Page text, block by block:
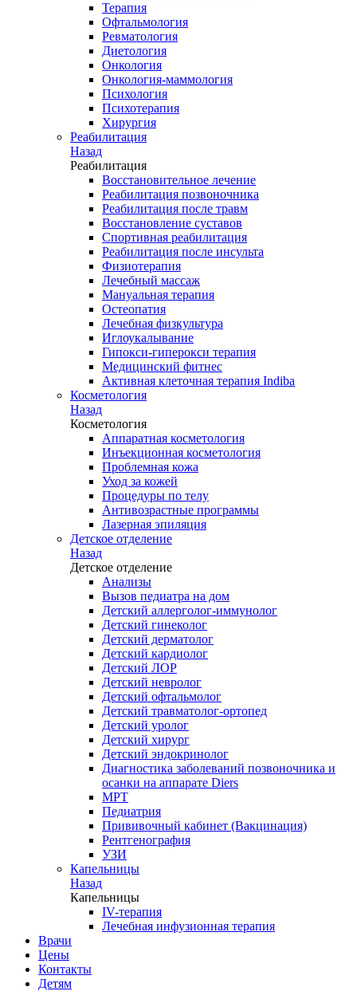
Терапия
Офтальмология
Ревматология
Диетология
Онкология
Онкология-маммология
Психология
Психотерапия
Хирургия
Реабилитация
Назад
Реабилитация
Восстановительное лечение
Реабилитация позвоночника
Реабилитация после травм
Восстановление суставов
Спортивная реабилитация
Реабилитация после инсульта
Физиотерапия
Лечебный массаж
Мануальная терапия
Остеопатия
Лечебная физкультура
Иглоукалывание
Гипокси-гиперокси терапия
Медицинский фитнес
Активная клеточная терапия Indiba
Косметология
Назад
Косметология
Аппаратная косметология
Инъекционная косметология
Проблемная кожа
Уход за кожей
Процедуры по телу
Антивозрастные программы
Лазерная эпиляция
Детское отделение
Назад
Детское отделение
Анализы
Вызов педиатра на дом
Детский аллерголог-иммунолог
Детский гинеколог
Детский дерматолог
Детский кардиолог
Детский ЛОР
Детский невролог
Детский офтальмолог
Детский травматолог-ортопед
Детский уролог
Детский хирург
Детский эндокринолог
Диагностика заболеваний позвоночника и
осанки на аппарате Diers
МРТ
Педиатрия
Прививочный кабинет (Вакцинация)
Рентгенография
УЗИ
Капельницы
Назад
Капельницы
IV-терапия
Лечебная инфузионная терапия
Врачи
Цены
Контакты
Детям